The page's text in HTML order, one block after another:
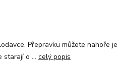
Přepravku můžete nahoře
starají o ... celý popis